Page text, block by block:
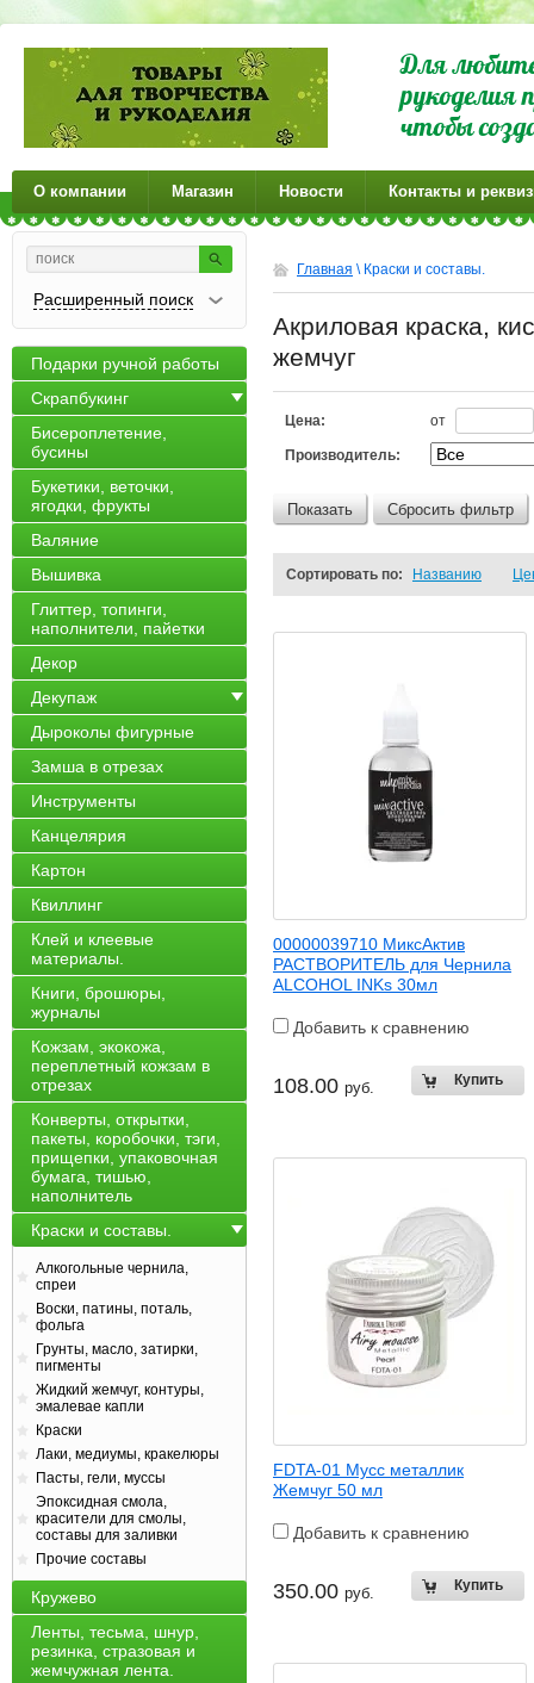
Для
рукоделия
чтобы
О компании Магазин Новости Контакты и
Расширенный поиск
Подарки ручной работы
Скрапбукинг
Бисероплетение,
бусины
Букетики, веточки,
ягодки, фрукты
Валяние
Вышивка
Глиттер, топинги,
наполнители, пайетки
Декор
Декупаж
Дыроколы фигурные
Замша в отрезах
Инструменты
Канцелярия
Картон
Квиллинг
Клей и клеевые
материалы.
Книги, брошюры,
журналы
Кожзам, экокожа,
переплетный кожзам в
отрезах
Конверты, открытки,
пакеты, коробочки, тэги,
прищепки, упаковочная
бумага, тишью,
наполнитель
Краски и составы.
Алкогольные чернила,
спреи
Воски, патины, поталь,
фольга
Грунты, масло, затирки,
пигменты
Жидкий жемчуг, контуры,
эмалевае капли
Краски
Лаки, медиумы, кракелюры
Пасты, гели, муссы
Эпоксидная смола,
красители для смолы,
составы для заливки
Прочие составы
Кружево
Ленты, тесьма, шнур,
резинка, стразовая и
жемчужная лента.
Главная \ Краски и составы.
Акриловая краска,
жемчуг
Цена: от
Производитель:
Показать Сбросить фильтр
Сортировать по: Названию
00000039710 МиксАктив
РАСТВОРИТЕЛЬ для Чернила
ALCOHOL INKs 30мл
Добавить к сравнению
108.00 руб.
FDTA-01 Мусс металлик
Жемчуг 50 мл
Добавить к сравнению
350.00 руб.